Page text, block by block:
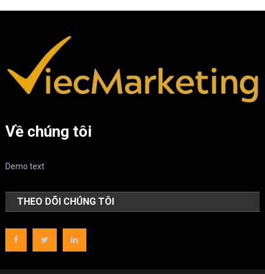
Về chúng tôi
Demo text
THEO DÕI CHÚNG TÔI